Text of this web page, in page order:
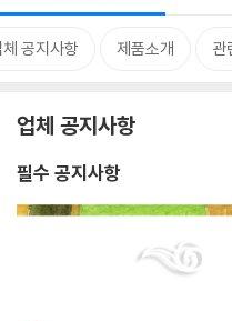
공지사항 제품소개 관
업체 공지사항
필수 공지사항